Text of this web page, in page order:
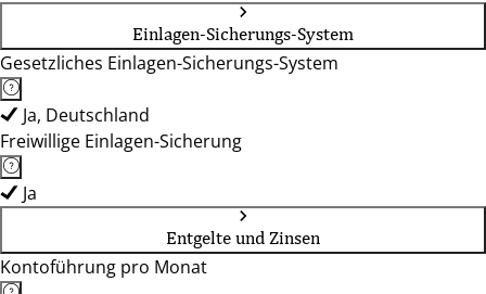
Einlagen-Sicherungs-System
Gesetzliches Einlagen-Sicherungs-System
Ja, Deutschland
Freiwillige Einlagen-Sicherung
Ja
Entgelte und Zinsen
Kontoführung pro Monat